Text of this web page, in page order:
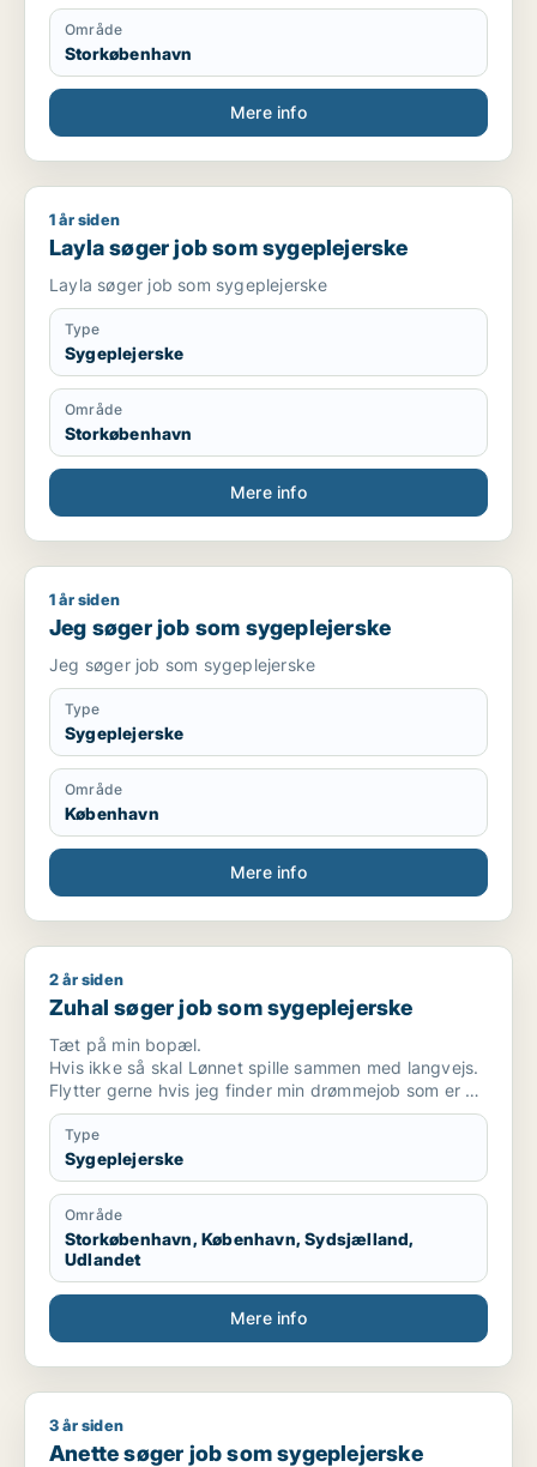
Område
Storkøbenhavn
Mere info
Layla søger job som sygeplejerske
1 år siden
Layla søger job som sygeplejerske
Layla søger job som sygeplejerske
Type
Sygeplejerske
Område
Storkøbenhavn
Mere info
Jeg søger job som sygeplejerske
1 år siden
Jeg søger job som sygeplejerske
Jeg søger job som sygeplejerske
Type
Sygeplejerske
Område
København
Mere info
Zuhal søger job som sygeplejerske
2 år siden
Zuhal søger job som sygeplejerske
Tæt på min bopæl.
Hvis ikke så skal Lønnet spille sammen med langvejs.
Flytter gerne hvis jeg finder min drømmejob som er et
sted jeg trives godt.
Type
Sygeplejerske
Område
Storkøbenhavn, København, Sydsjælland,
Udlandet
Mere info
Anette søger job som sygeplejerske
3 år siden
Anette søger job som sygeplejerske